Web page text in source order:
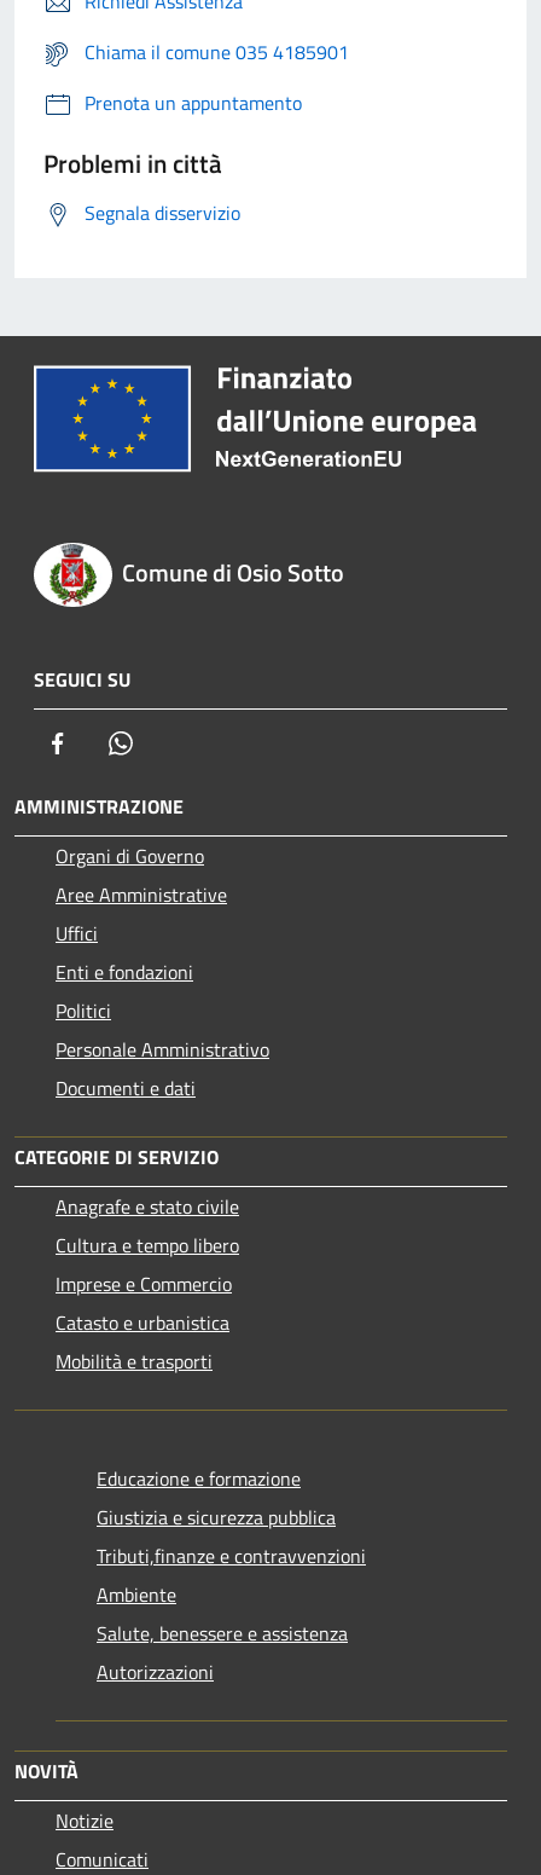
Chiama il comune 035 4185901
Prenota un appuntamento
Problemi in città
Segnala disservizio
Comune di Osio Sotto
SEGUICI SU
Facebook
AMMINISTRAZIONE
Organi di Governo
Aree Amministrative
Uffici
Enti e fondazioni
Politici
Personale Amministrativo
Documenti e dati
CATEGORIE DI SERVIZIO
Anagrafe e stato civile
Cultura e tempo libero
Imprese e Commercio
Catasto e urbanistica
Mobilità e trasporti
Educazione e formazione
Giustizia e sicurezza pubblica
Tributi,finanze e contravvenzioni
Ambiente
Salute, benessere e assistenza
Autorizzazioni
NOVITÀ
Notizie
Comunicati